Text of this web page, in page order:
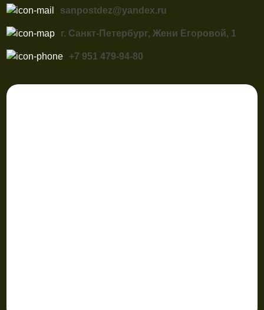
sanpostdez@yandex.ru
г. Санкт-Петербург, Жени Егоровой, 1
+7 951 479-94-80